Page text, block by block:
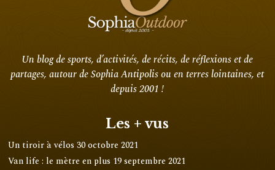
Un blog de sports, d’activités, de récits, de réflexions et de
partages, autour de Sophia Antipolis ou en terres lointaines, et
depuis 2001 !
Les + vus
Un tiroir à vélos 30 octobre 2021
Van life : le mètre en plus 19 septembre 2021